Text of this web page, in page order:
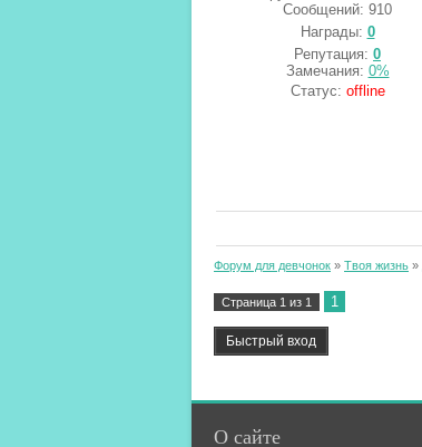
Сообщений: 910
Награды: 0
Репутация: 0
Замечания: 0%
Статус: offline
Форум для девчонок » Твоя жизнь »
Страница 1 из 1 1
О сайте